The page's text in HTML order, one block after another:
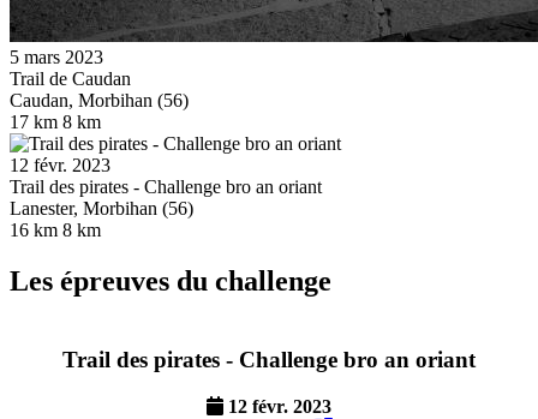
5 mars 2023
Trail de Caudan
Caudan, Morbihan (56)
17 km 8 km
12 févr. 2023
Trail des pirates - Challenge bro an oriant
Lanester, Morbihan (56)
16 km 8 km
Les épreuves du challenge
Trail des pirates - Challenge bro an oriant
12 févr. 2023